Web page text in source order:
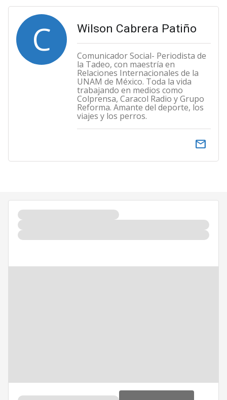
C Wilson Cabrera Patiño
Comunicador Social- Periodista de
la Tadeo, con maestría en
Relaciones Internacionales de la
UNAM de México. Toda la vida
trabajando en medios como
Colprensa, Caracol Radio y Grupo
Reforma. Amante del deporte, los
viajes y los perros.
email